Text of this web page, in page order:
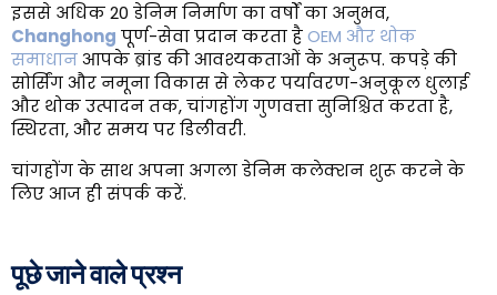
इससे अधिक 20 डेनिम निर्माण का वर्षों का अनुभव,
Changhong पूर्ण-सेवा प्रदान करता हैOEM और थोक
समाधानआपके ब्रांड की आवश्यकताओं के अनुरूप. कपड़े की
सोर्सिंग और नमूना विकास से लेकर पर्यावरण-अनुकूल धुलाई
और थोक उत्पादन तक, चांगहोंग गुणवत्ता सुनिश्चित करता है,
स्थिरता, और समय पर डिलीवरी.
चांगहोंग के साथ अपना अगला डेनिम कलेक्शन शुरू करने के
लिए आज ही संपर्क करें.
पूछे जाने वाले प्रश्न